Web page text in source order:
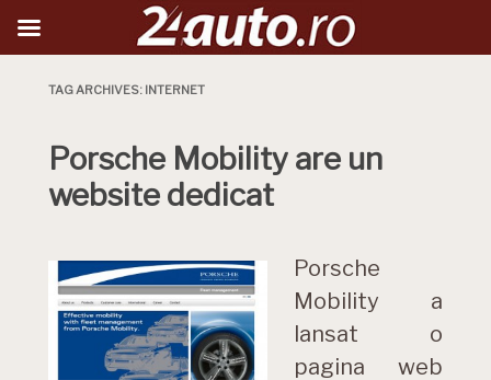
TAG ARCHIVES: INTERNET
Porsche Mobility are un
website dedicat
Porsche
Mobility a
lansat o
pagina web